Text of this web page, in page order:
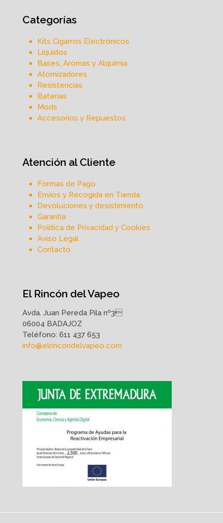
Categorías
Kits Cigarros Electrónicos
Líquidos
Bases, Aromas y Alquimia
Atomizadores
Resistencias
Baterías
Mods
Accesorios y Repuestos
Atención al Cliente
Formas de Pago
Envíos y Recogida en Tienda
Devoluciones y desistimiento
Garantía
Política de Privacidad y Cookies
Aviso Legal
Contacto
El Rincón del Vapeo
Avda. Juan Pereda Pila nº3
06004 BADAJOZ
Teléfono: 611 437 653
info@elrincondelvapeo.com